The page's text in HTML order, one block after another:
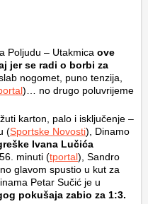
Poljudu – Utakmica ove
jer se radi o borbi za
nogomet, puno tenzija,
)… no drugo poluvrijeme
karton, palo i isključenje –
(Sportske Novosti), Dinamo
Ivana Lučića
minuti (tportal), Sandro
glavom spustio u kut za
Petar Sučić je u
pokušaja zabio za 1:3.